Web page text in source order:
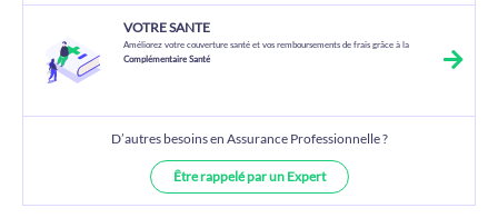
VOTRE SANTE
Améliorez votre couverture santé et vos remboursements de frais grâce à la
Complémentaire Santé
D’autres besoins en Assurance Professionnelle ?
Être rappelé par un Expert